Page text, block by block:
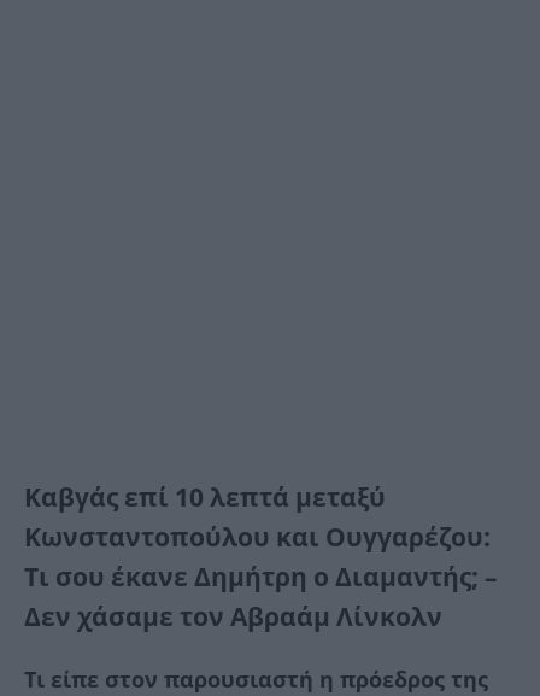
Καβγάς επί 10 λεπτά μεταξύ
Κωνσταντοπούλου και Ουγγαρέζου:
Τι σου έκανε Δημήτρη ο Διαμαντής; –
Δεν χάσαμε τον Αβραάμ Λίνκολν
Τι είπε στον παρουσιαστή η πρόεδρος της